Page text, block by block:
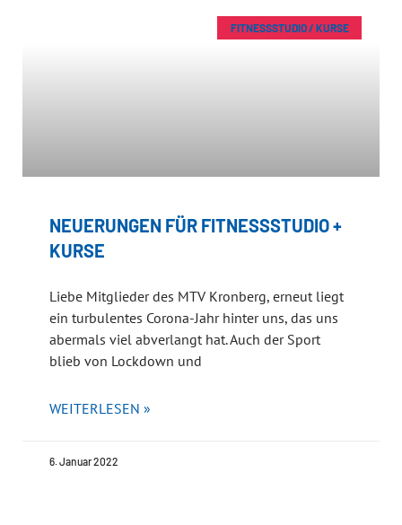
FITNESSSTUDIO / KURSE
NEUERUNGEN FÜR FITNESSSTUDIO +
KURSE
Liebe Mitglieder des MTV Kronberg, erneut liegt
ein turbulentes Corona-Jahr hinter uns, das uns
abermals viel abverlangt hat. Auch der Sport
blieb von Lockdown und
WEITERLESEN »
6. Januar 2022